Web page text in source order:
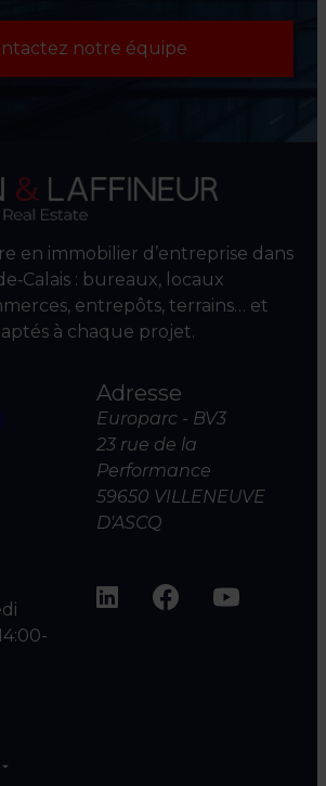
notre équipe
en immobilier d’entreprise dans
: bureaux, locaux
entrepôts, terrains… et
à chaque projet.
Adresse
Europarc - BV3
23 rue de la
Performance
59650 VILLENEUVE
D'ASCQ